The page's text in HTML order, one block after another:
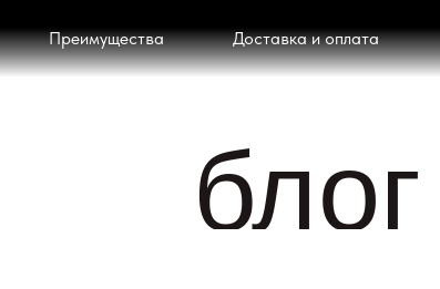
Преимущества Доставка и оплата
блог